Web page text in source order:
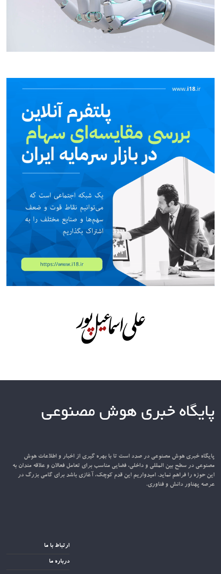
پایگاه خبری هوش مصنوعی
پایگاه خبری هوش مصنوعی در صدد است تا با بهره گیری از اخبار و اطلاعات هوش
مصنوعی در سطح بین المللی و داخلی، فضایی مناسب برای تعامل فعالان و علاقه مندان به
این حوزه را فراهم نماید. امیدواریم این قدم کوچک، آغازی باشد برای گامی بزرگ در
عرصه پهناور دانش و فناوری.
ارتباط با ما
درباره ما